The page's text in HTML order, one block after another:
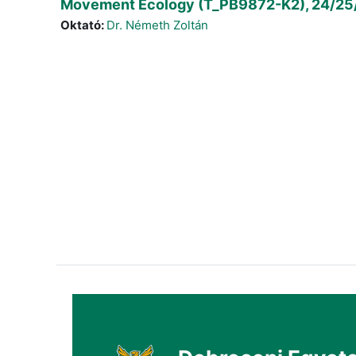
Movement Ecology (T_PB9872-K2), 24/
Oktató: Dr. Németh Zoltán